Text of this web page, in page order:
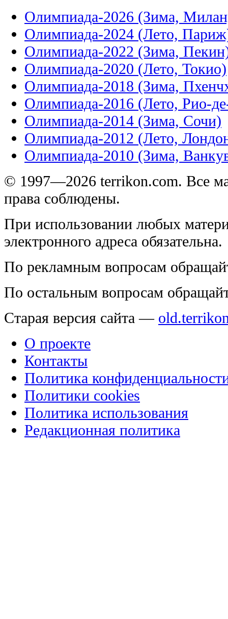
Олимпиада-2026 (Зима,
Олимпиада-2024 (Лето,
Олимпиада-2022 (Зима,
Олимпиада-2020 (Лето, Токио)
Олимпиада-2018 (Зима,
Олимпиада-2016 (Лето, Рио-
Олимпиада-2014 (Зима, Сочи)
Олимпиада-2012 (Лето,
Олимпиада-2010 (Зима,
© 1997—2026 terrikon.com. Все
права соблюдены.
При использовании любых
электронного адреса обязательна.
По рекламным вопросам
По остальным вопросам
Старая версия сайта —
О проекте
Контакты
Политика
Политики cookies
Политика использования
Редакционная политика